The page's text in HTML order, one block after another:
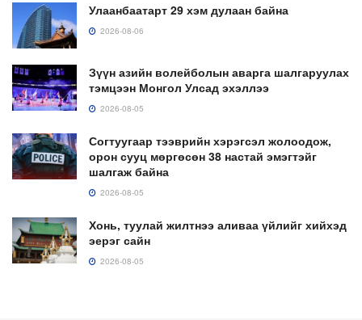
Улаанбаатарт 29 хэм дулаан байна
2026-08-06
Зүүн азийн волейболын аварга шалгаруулах
тэмцээн Монгол Улсад эхэллээ
2026-08-05
Согтуугаар тээврийн хэрэгсэл жолоодож,
орон сууц мөргөсөн 38 настай эмэгтэйг
шалгаж байна
2026-08-05
Хонь, туулай жилтнээ аливаа үйлийг хийхэд
эерэг сайн
2026-08-05